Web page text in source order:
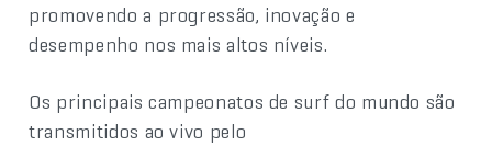
promovendo a progressão, inovação e
desempenho nos mais altos níveis.
Os principais campeonatos de surf do mundo são
transmitidos ao vivo pelo